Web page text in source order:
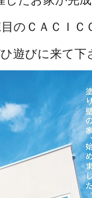
のＣＡＣＩＣ
遊びに来て下